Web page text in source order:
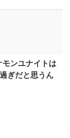
モンユナイトは
ぎだと思うん